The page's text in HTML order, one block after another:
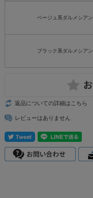
ベージュ系ダルメシアン
ブラック系ダルメシアン
返品についての詳細はこちら
レビューはありません